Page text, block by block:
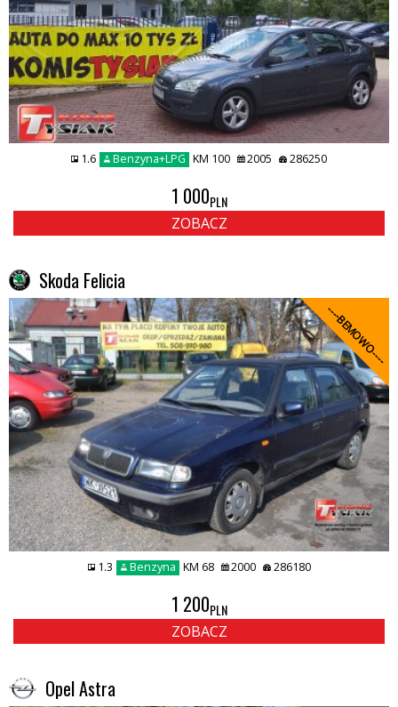
1.6 Benzyna+LPG KM 100 2005 286250
1 000PLN
ZOBACZ
Skoda Felicia
----BEMOWO----
1.3 Benzyna KM 68 2000 286180
1 200PLN
ZOBACZ
Opel Astra